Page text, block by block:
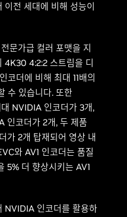
전 세대에 비해 성능이
문가급 컬러 포맷을 지
4K30 4:2:2 스트림을 디
코더에 비해 최대 11배의
수 있습니다. 또한
NVIDIA 인코더가 3개,
인코더가 2개, 두 제품
가 2개 탑재되어 영상 내
와 AV1 인코더는 품질
5% 더 향상시키는 AV1
NVIDIA 인코더를 활용하